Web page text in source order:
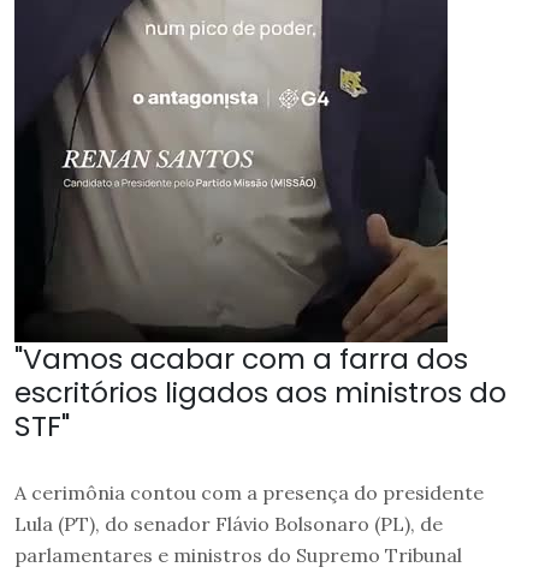
"Vamos acabar com a farra dos
escritórios ligados aos ministros do
STF"
A cerimônia contou com a presença do presidente
Lula (PT), do senador Flávio Bolsonaro (PL), de
parlamentares e ministros do Supremo Tribunal